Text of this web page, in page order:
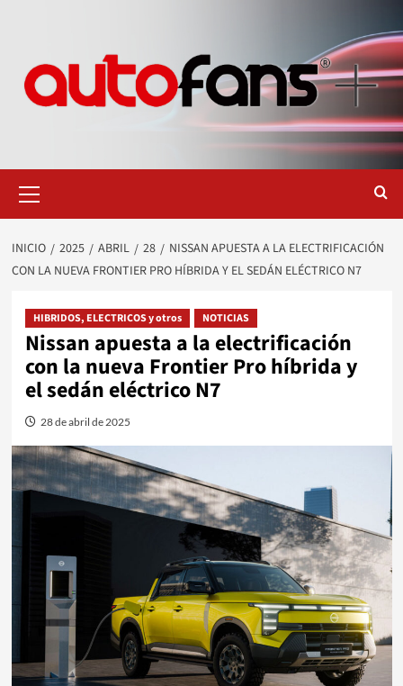
primario
INICIO 2025 ABRIL 28
NISSAN APUESTA A LA ELECTRIFICACIÓN
CON LA NUEVA FRONTIER PRO HÍBRIDA Y EL SEDÁN ELÉCTRICO N7
HIBRIDOS, ELECTRICOS y otros NOTICIAS
Nissan apuesta a la electrificación
con la nueva Frontier Pro híbrida y
el sedán eléctrico N7
28 de abril de 2025